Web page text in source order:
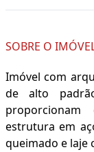
SOBRE O
Imóvel com
de alto
estrutura em
queimado e laje